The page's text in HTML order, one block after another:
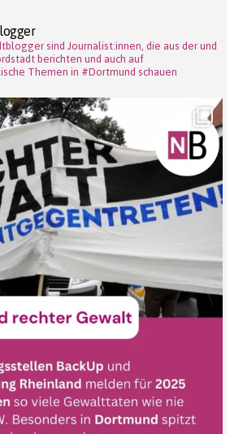
sind Journalist:innen, die aus der und
berichten und auch auf
Themen in #Dortmund schauen